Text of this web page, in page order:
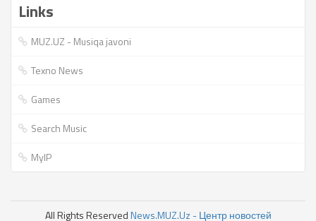
Links
MUZ.UZ - Musiqa javoni
Texno News
Games
Search Music
MyIP
All Rights ReservedNews.MUZ.Uz - Центр новостей